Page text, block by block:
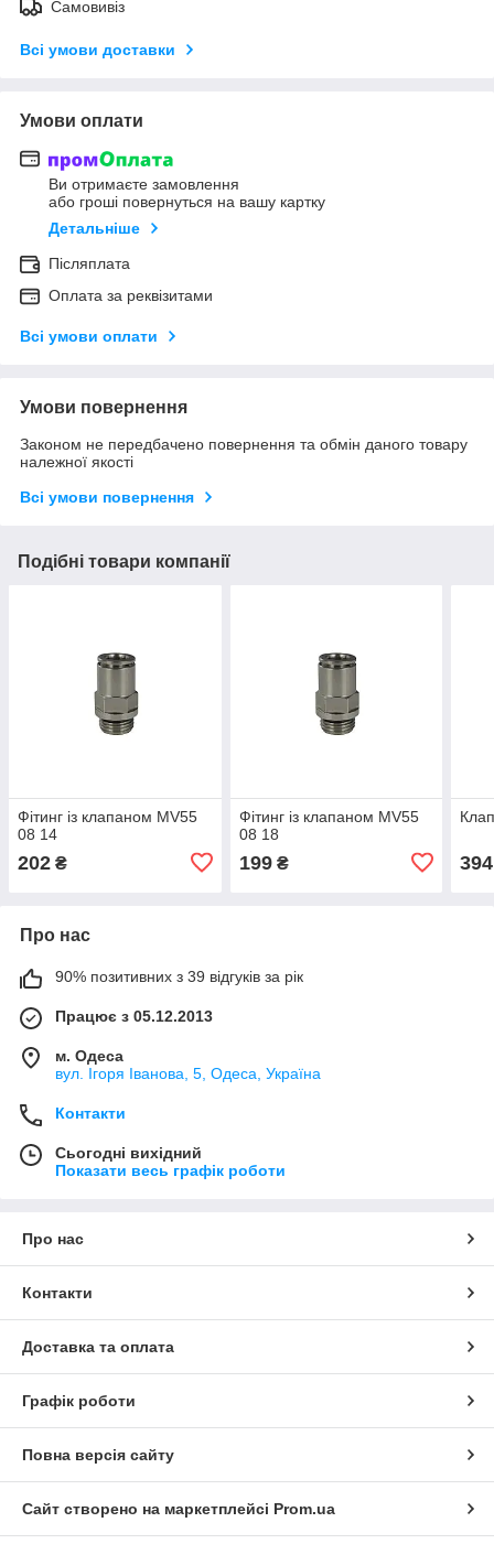
Самовивіз
Всі умови доставки
Умови оплати
Ви отримаєте замовлення
або гроші повернуться на вашу картку
Детальніше
Післяплата
Оплата за реквізитами
Всі умови оплати
Умови повернення
Законом не передбачено повернення та обмін даного товару
належної якості
Всі умови повернення
Подібні товари компанії
Фітинг із клапаном MV55
08 14
202 ₴
Фітинг із клапаном MV55
08 18
199₴ 394
Про нас
90% позитивних з 39 відгуків за рік
Працює з 05.12.2013
м. Одеса
вул. Ігоря Іванова, 5, Одеса, Україна
Контакти
Сьогодні вихідний
Показати весь графік роботи
Про нас
Контакти
Доставка та оплата
Графік роботи
Повна версія сайту
Сайт створено на маркетплейсі Prom.ua